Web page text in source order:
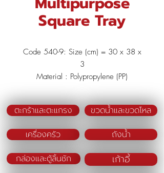
Square Tray
Code 540-9: Size (cm) = 30 x 38 x
3
Material : Polypropylene (PP)
ตะกร้าและตะแกรง
เครื่องครัว
กล่องและตู้ลิ้นชัก
ขวดน้ำและขวดโหล
ถังน้ำ
เก้าอี้